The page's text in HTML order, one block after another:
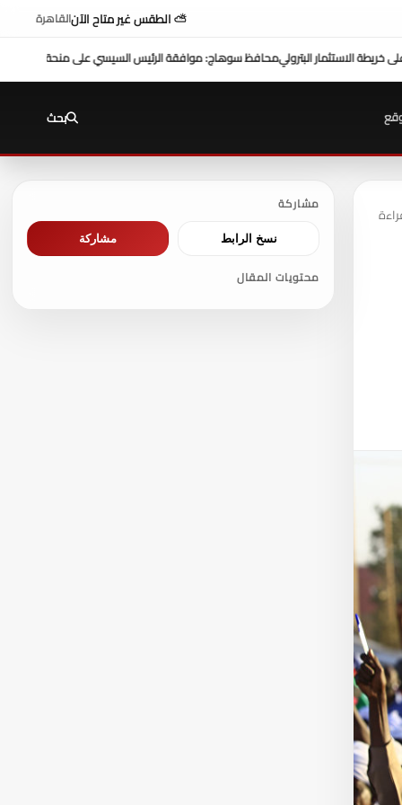
⛅ الطقس غير متاح الآنالقاهرة
بمشاركة محافظ سوهاج في
تعزز التنمية بالمحافظة
بحث
مشاركة
نسخ الرابط مشاركة
محتويات المقال